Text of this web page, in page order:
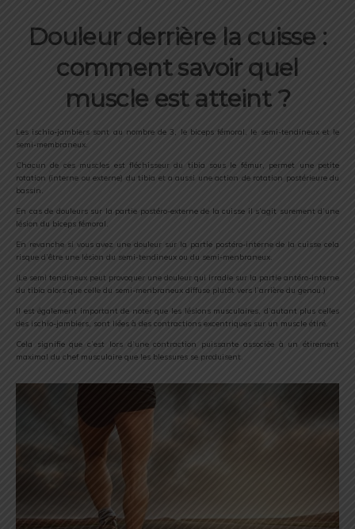
Douleur derrière la cuisse :
comment savoir quel
muscle est atteint ?
Les ischio-jambiers sont au nombre de 3, le biceps fémoral, le semi-tendineux et le
semi-membraneux.
Chacun de ces muscles est fléchisseur du tibia sous le fémur, permet une petite
rotation (interne ou externe) du tibia et a aussi une action de rotation postérieure du
bassin.
En cas de douleurs sur la partie postéro-externe de la cuisse il s’agit surement d’une
lésion du biceps fémoral.
En revanche si vous avez une douleur sur la partie postéro-interne de la cuisse cela
risque d’être une lésion du semi-tendineux ou du semi-menbraneux.
(Le semi tendineux peut provoquer une douleur qui irradie sur la partie antéro-interne
du tibia alors que celle du semi-menbraneux diffuse plutôt vers l’arrière du genou.)
Il est également important de noter que les lésions musculaires, d’autant plus celles
des ischio-jambiers, sont liées à des contractions excentriques sur un muscle étiré.
Cela signifie que c’est lors d’une contraction puissante associée à un étirement
maximal du chef musculaire que les blessures se produisent.